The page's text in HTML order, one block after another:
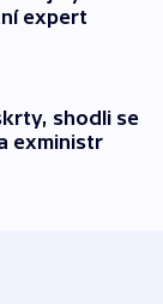
expert
shodli se
exministr